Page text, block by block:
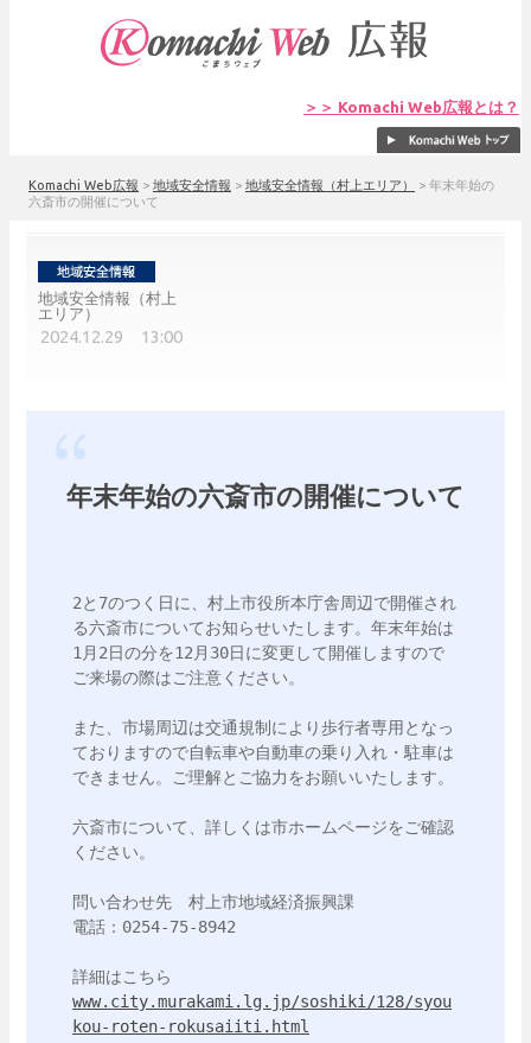
＞＞ Komachi Web広報とは？
Komachi Web広報 > 地域安全情報 > 地域安全情報（村上エリア） > 年末年始の
六斎市の開催について
地域安全情報（村上
エリア）
2024.12.29 13:00
年末年始の六斎市の開催について
2と7のつく日に、村上市役所本庁舎周辺で開催され
る六斎市についてお知らせいたします。年末年始は
1月2日の分を12月30日に変更して開催しますので
ご来場の際はご注意ください。
また、市場周辺は交通規制により歩行者専用となっ
ておりますので自転車や自動車の乗り入れ・駐車は
できません。ご理解とご協力をお願いいたします。
六斎市について、詳しくは市ホームページをご確認
ください。
問い合わせ先　村上市地域経済振興課
電話：0254-75-8942
www.city.murakami.lg.jp/soshiki/128/syou
kou-roten-rokusaiiti.html